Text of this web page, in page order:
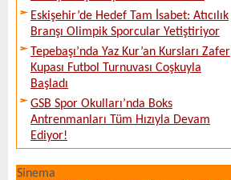
Eskişehir’de Hedef Tam İsabet: Atıcılık
Branşı Olimpik Sporcular Yetiştiriyor
Tepebaşı’nda Yaz Kur’an Kursları Zafer
Kupası Futbol Turnuvası Coşkuyla
Başladı
GSB Spor Okulları’nda Boks
Antrenmanları Tüm Hızıyla Devam
Ediyor!
Sinema